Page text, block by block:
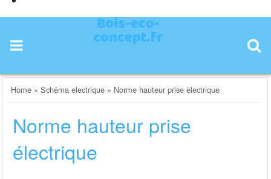
content
Home »Schéma electrique » Norme hauteur prise électrique
Norme hauteur prise
électrique